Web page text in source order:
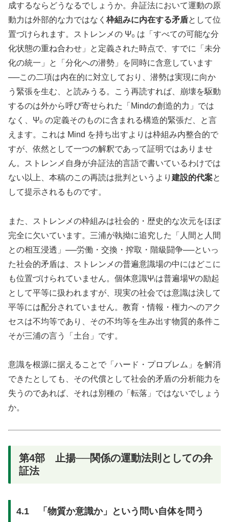
成するならどうなるでしょうか。弁証法において運動の原
動力は外部的な力ではなく 枠組みに内在する矛盾として位
置づけられます。ストレンメの Ψ₀ は「すべての可能な分
化状態の重ね合わせ」と定義された時点で、すでに「未分
化の統一」と「分化への潜勢」を同時に含意しています
──この二項は内在的に対立しており、潜勢は実現に向か
う緊張を生む、と読みうる。こう再読すれば、崩壊を駆動
するのは外から呼び寄せられた「Mindの創造的力」では
なく、Ψ₀ の定義そのものに含まれる構造的緊張だ、と言
えます。これは Mind を持ち出すよりは枠組み内整合的で
すが、依然として一つの解釈であって証明ではありませ
ん。ストレンメ自身が弁証法的言語で書いているわけでは
ない以上、本稿のこの再読は批判というより 建設的代案と
して提示されるものです。
また、ストレンメの枠組みは社会的・歴史的な次元をほぼ
完全に欠いています。三浦が執拗に追究した「人間と人間
との相互浸透」──労働・交換・搾取・階級闘争──といっ
た社会的矛盾は、ストレンメの普遍意識場の中にはどこに
も位置づけられていません。個体意識Ψᵢは普遍場Ψの励起
として平等に扱われますが、現実の社会では意識は決して
平等には配分されていません。教育・情報・権力へのアク
セスは不均等であり、その不均等を生み出す物質的条件こ
そが三浦の言う「土台」です。
意識を根源に据えることで「ハード・プロブレム」を解消
できたとしても、その代償として社会的矛盾の分析能力を
失うのであれば、それは別種の「転落」ではないでしょう
か。
第4部 止揚──関係の運動法則としての弁
証法
4.1 「物質か意識か」という問い自体を問う